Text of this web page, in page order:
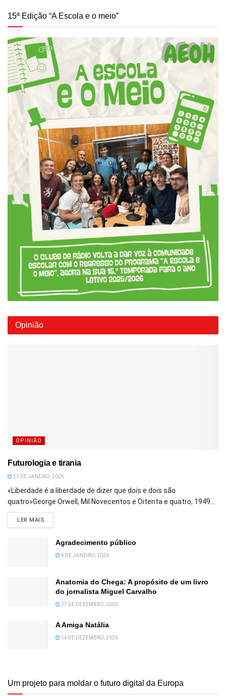
15ª Edição “A Escola e o meio”
Opinião
OPINIÃO
Futurologia e tirania
31 DE JANEIRO, 2026
«Liberdade é a liberdade de dizer que dois e dois são
quatro»George Orwell, Mil Novecentos e Oitenta e quatro, 1949...
LER MAIS
Agradecimento público
6 DE JANEIRO, 2026
Anatomia do Chega: A propósito de um livro
do jornalista Miguel Carvalho
27 DE DEZEMBRO, 2025
A Amiga Natália
14 DE DEZEMBRO, 2025
Um projeto para moldar o futuro digital da Europa